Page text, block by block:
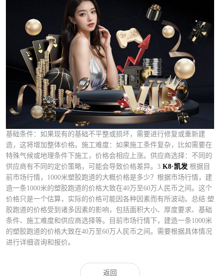
基础条件：如果现有的基础不平整或损坏，需要进行修复或重新建
造，这将增加整体价格。施工难度：如果施工条件复杂，比如需要在
特殊气候或地理条件下施工，价格会相应上涨。供应商选择：不同的
供应商有不同的定价策略，可能会导致价格差异。3.K8·凯发 根据目
前市场行情，1000米塑胶跑道的大概价格是多少？根据市场行情，建
造一条1000米的塑胶跑道的价格大致在40万至60万人民币之间。这个
价格只是一个估算，实际的价格可能因各种因素而有所波动。总结:塑
胶跑道的价格受到诸多因素的影响，包括面积大小、厚度要求、基础
条件、施工难度和供应商选择等。目前市场行情下，建造一条1000米
的塑胶跑道的价格大致在40万至60万人民币之间。需要根据具体情况
进行详细咨询和报价。
返回